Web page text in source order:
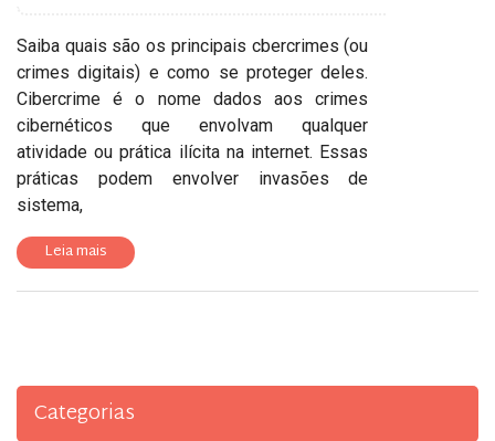
Saiba quais são os principais cbercrimes (ou
crimes digitais) e como se proteger deles.
Cibercrime é o nome dados aos crimes
cibernéticos que envolvam qualquer
atividade ou prática ilícita na internet. Essas
práticas podem envolver invasões de
sistema,
Leia mais
Categorias